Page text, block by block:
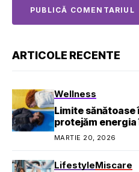
ARTICOLE RECENTE
Wellness
Limite sănătoase
protejăm energia
profesională
MARTIE 20, 2026
LifestyleMiscare